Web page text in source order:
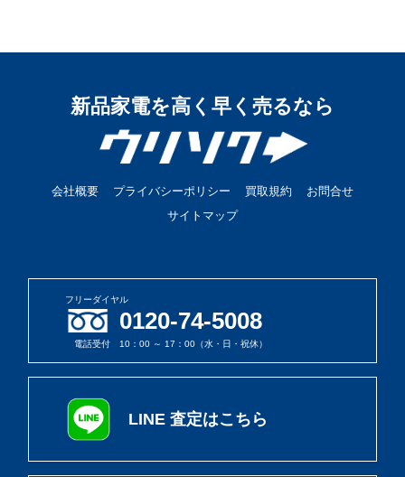
新品家電を高く早く売るなら
会社概要 プライバシーポリシー 買取規約
お問合せ
サイトマップ
フリーダイヤル
0120-74-5008
電話受付 10：00 ～ 17：00（水・日・祝休）
LINE 査定はこちら